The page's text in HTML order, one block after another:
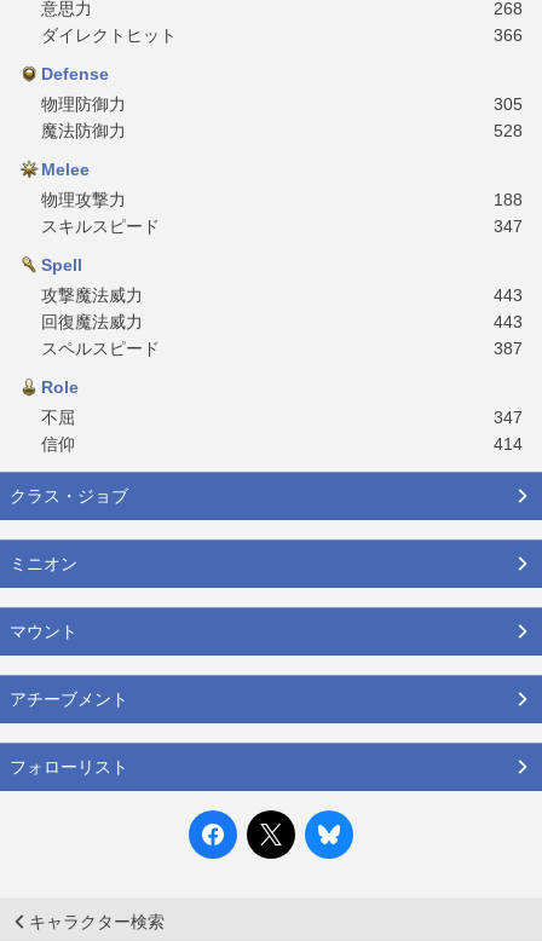
意思力
268
ダイレクトヒット
366
Defense
物理防御力
305
魔法防御力
528
Melee
物理攻撃力
188
スキルスピード
347
Spell
攻撃魔法威力
443
回復魔法威力
443
スペルスピード
387
Role
不屈
347
信仰
414
クラス・ジョブ
ミニオン
マウント
アチーブメント
フォローリスト
キャラクター検索